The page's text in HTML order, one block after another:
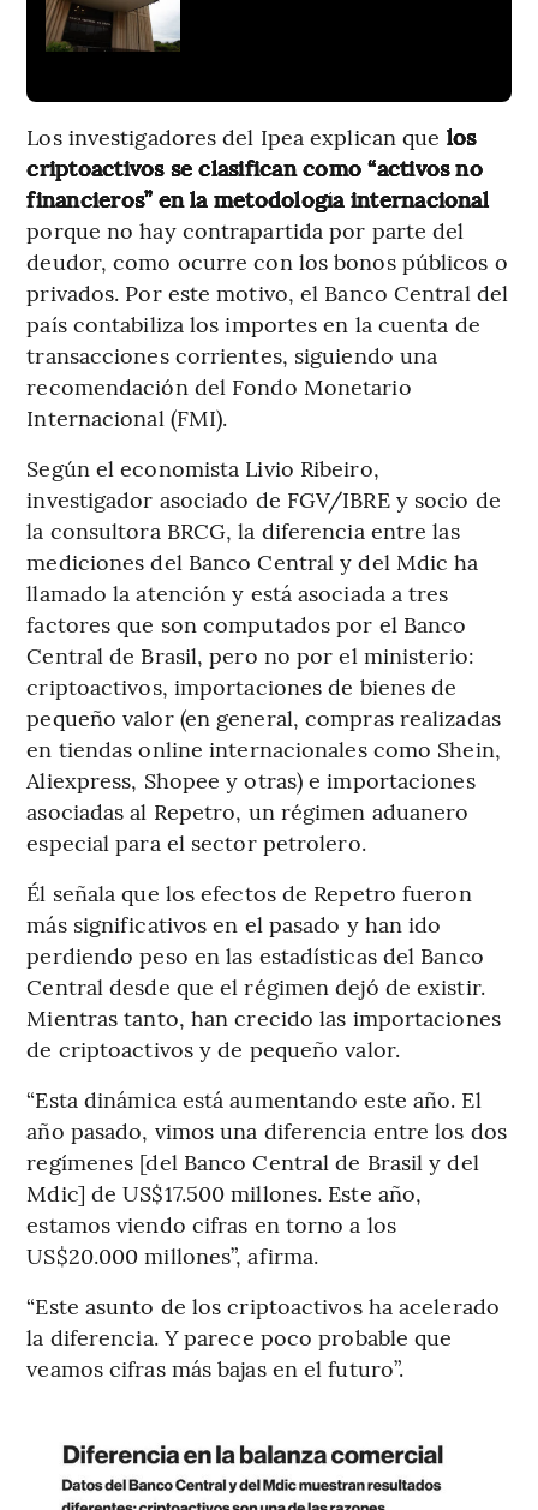
Los investigadores del Ipea explican que los
criptoactivos se clasifican como “activos no
financieros” en la metodología internacional
porque no hay contrapartida por parte del
deudor, como ocurre con los bonos públicos o
privados. Por este motivo, el Banco Central del
país contabiliza los importes en la cuenta de
transacciones corrientes, siguiendo una
recomendación del Fondo Monetario
Internacional (FMI).
Según el economista Livio Ribeiro,
investigador asociado de FGV/IBRE y socio de
la consultora BRCG, la diferencia entre las
mediciones del Banco Central y del Mdic ha
llamado la atención y está asociada a tres
factores que son computados por el Banco
Central de Brasil, pero no por el ministerio:
criptoactivos, importaciones de bienes de
pequeño valor (en general, compras realizadas
en tiendas online internacionales como Shein,
Aliexpress, Shopee y otras) e importaciones
asociadas al Repetro, un régimen aduanero
especial para el sector petrolero.
Él señala que los efectos de Repetro fueron
más significativos en el pasado y han ido
perdiendo peso en las estadísticas del Banco
Central desde que el régimen dejó de existir.
Mientras tanto, han crecido las importaciones
de criptoactivos y de pequeño valor.
“Esta dinámica está aumentando este año. El
año pasado, vimos una diferencia entre los dos
regímenes [del Banco Central de Brasil y del
Mdic] de US$17.500 millones. Este año,
estamos viendo cifras en torno a los
US$20.000 millones”, afirma.
“Este asunto de los criptoactivos ha acelerado
la diferencia. Y parece poco probable que
veamos cifras más bajas en el futuro”.